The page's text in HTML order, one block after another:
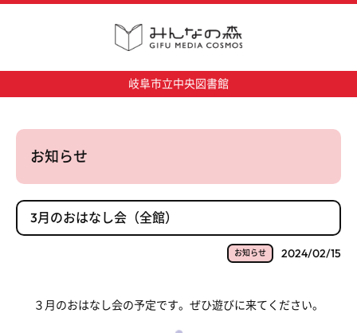
岐阜市立中央図書館
お知らせ
3月のおはなし会（全館）
お知らせ 2024/02/15
３月のおはなし会の予定です。ぜひ遊びに来てください。